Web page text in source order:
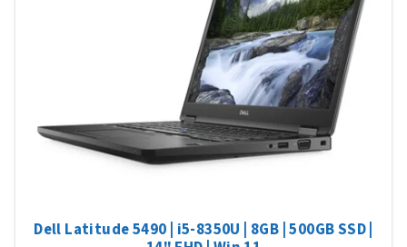
Dell Latitude 5490 | i5-8350U | 8GB | 500GB SSD |